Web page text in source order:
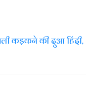
कड़कने की दुआ हिंदी,